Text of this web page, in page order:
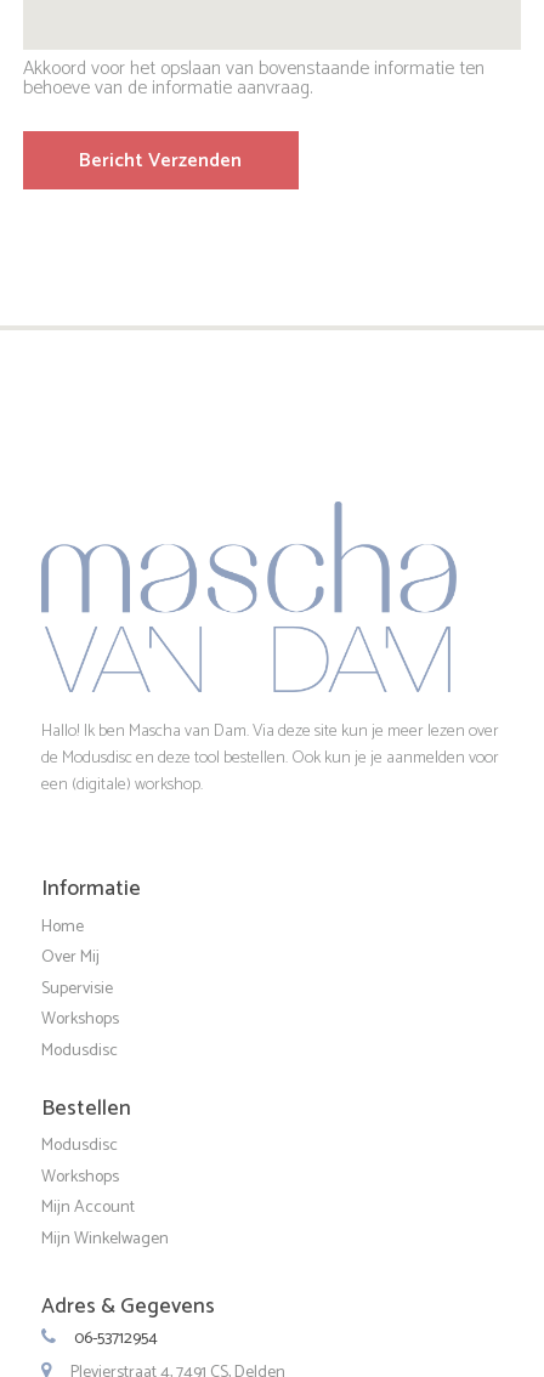
Akkoord voor het opslaan van bovenstaande informatie ten
behoeve van de informatie aanvraag.
Hallo! Ik ben Mascha van Dam. Via deze site kun je meer lezen over
de Modusdisc en deze tool bestellen. Ook kun je je aanmelden voor
een (digitale) workshop.
Informatie
Home
Over Mij
Supervisie
Workshops
Modusdisc
Bestellen
Modusdisc
Workshops
Mijn Account
Mijn Winkelwagen
Adres & Gegevens
06-53712954